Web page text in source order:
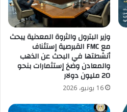
وزير البترول والثروة المعدنية يبحث
مع FMC القبرصية إستئناف
أنشطتها في البحث عن الذهب
والمعادن وضخ إستثمارات بنحو
20 مليون دولار
16 يونيو، 2026